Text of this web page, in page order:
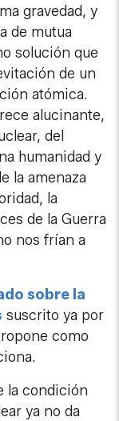
gravedad, y
de mutua
solución que
de un
atómica.
alucinante,
del
humanidad y
la amenaza
la
de la Guerra
nos frían a
sobre la
suscrito ya por
como
la condición
ya no da